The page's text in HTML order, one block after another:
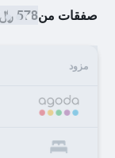
صفقات من578 ﷼
مزود